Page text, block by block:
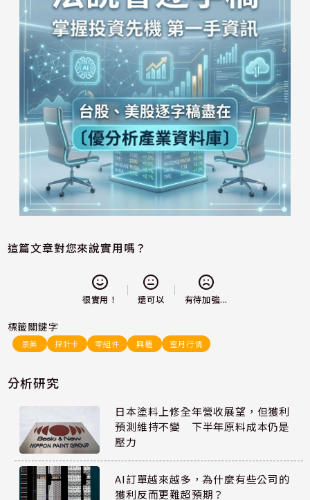
這篇文章對您來說實用嗎？
很實用！ 還可以 有待加強...
標籤關鍵字
景美 探針卡 零組件 興櫃 蜜月行情
分析研究
日本塗料上修全年營收展望，但獲利
預測維持不變 下半年原料成本仍是
壓力
AI訂單越來越多，為什麼有些公司的
獲利反而更難超預期？